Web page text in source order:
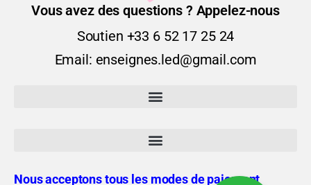
Vous avez des questions ? Appelez-nous
Soutien +33 6 52 17 25 24
Email: enseignes.led@gmail.com
Nous acceptons tous les modes de paiement